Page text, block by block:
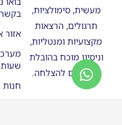
מעשית, סימולציות,
תרגולים, הרצאות
מקצועיות ומנטליות,
וניסיון מוכח בהובלת
מתמחים להצלחה.
בקשר
אזור אישי
מערכת
שעות
חנות